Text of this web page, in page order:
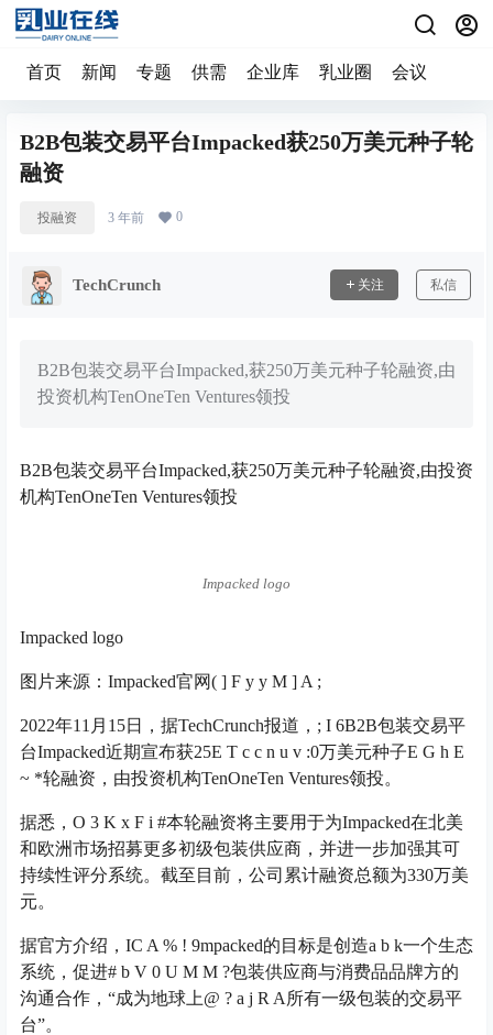
首页 新闻 专题 供需 企业库 乳业圈 会议
B2B包装交易平台Impacked获250万美元种子轮
融资
投融资 3 年前 0
TechCrunch 关注 私信
B2B包装交易平台Impacked,获250万美元种子轮融资,由
投资机构TenOneTen Ventures领投
B2B包装交易平台Impacked,获250万美元种子轮融资,由投资
机构TenOneTen Ventures领投
Impacked logo
Impacked logo
图片来源：Impacked官网( ] F y y M ] A ;
2022年11月15日，据TechCrunch报道， ; I 6B2B包装交易平
台Impacked近期宣布获25E T c c n u v :0万美元种子E G h E
~ *轮融资，由投资机构TenOneTen Ventures领投。
据悉， O 3 K x F i #本轮融资将主要用于为Impacked在北美
和欧洲市场招募更多初级包装供应商，并进一步加强其可
持续性评分系统。截至目前，公司累计融资总额为330万美
元。
据官方介绍，IC A % ! 9mpacked的目标是创造a b k一个生态
系统，促进# b V 0 U M M ?包装供应商与消费品品牌方的
沟通合作，“成为地球上@ ? a j R A 所有一级包装的交易平
台”。